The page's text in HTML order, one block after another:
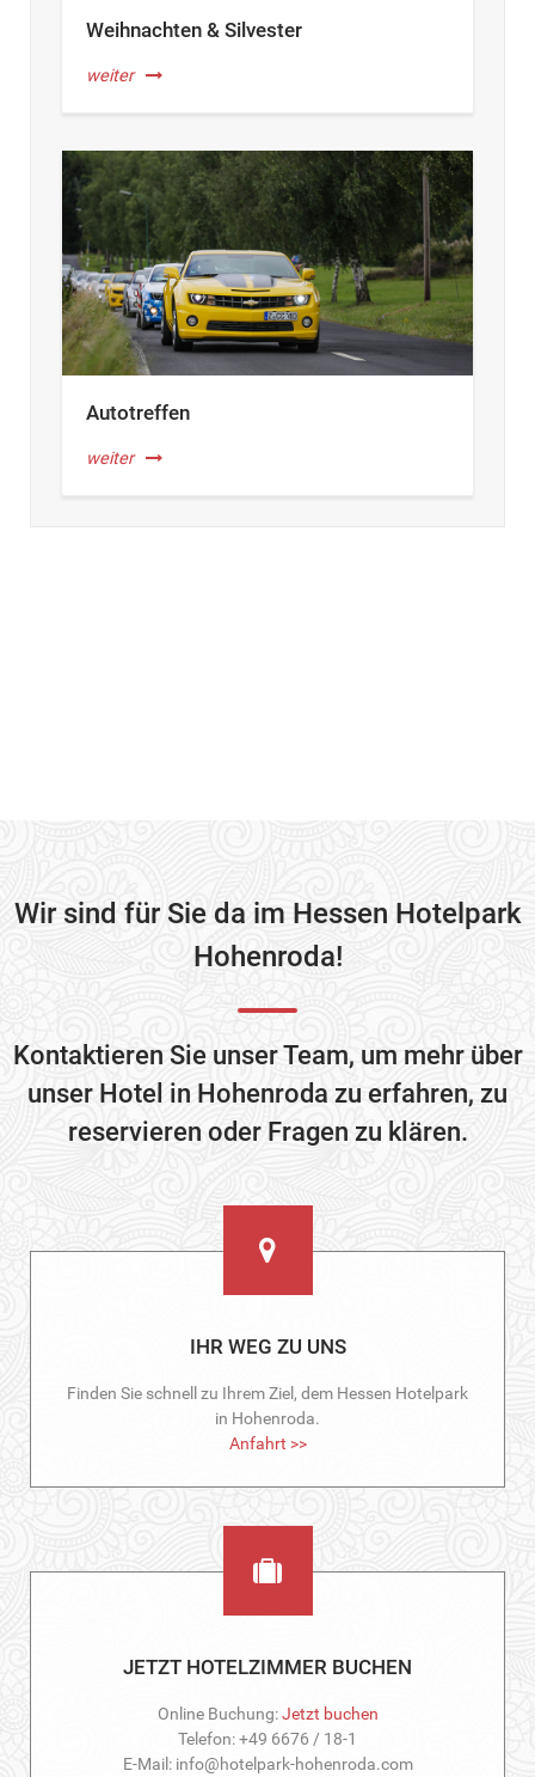
Weihnachten & Silvester
weiter
Autotreffen
weiter
Wir sind für Sie da im Hessen Hotelpark
Hohenroda!
Kontaktieren Sie unser Team, um mehr über
unser Hotel in Hohenroda zu erfahren, zu
reservieren oder Fragen zu klären.
IHR WEG ZU UNS
Finden Sie schnell zu Ihrem Ziel, dem Hessen Hotelpark
in Hohenroda.
Anfahrt >>
JETZT HOTELZIMMER BUCHEN
Online Buchung:Jetzt buchen
Telefon: +49 6676 / 18-1
E-Mail: info@hotelpark-hohenroda.com